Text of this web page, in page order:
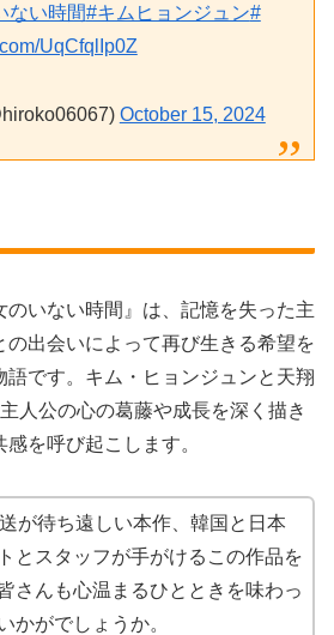
ない時間#キムヒョンジュン#
UqCfqlIp0Z
October 15, 2024
のいない時間』は、記憶を失った主
の出会いによって再び生きる希望を
語です。キム・ヒョンジュンと天翔
人公の心の葛藤や成長を深く描き
を呼び起こします。
が待ち遠しい本作、韓国と日本
とスタッフが手がけるこの作品を
さんも心温まるひとときを味わっ
かがでしょうか。